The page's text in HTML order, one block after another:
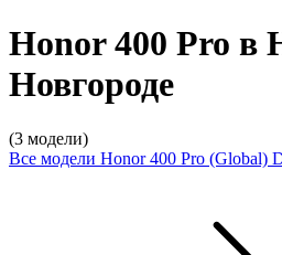
Honor 400 Pro в
Новгороде
(3 модели)
Все модели Honor 400 Pro (Global)